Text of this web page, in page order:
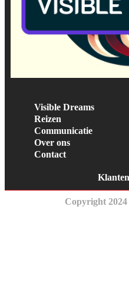
Visible Dreams
Reizen
Communicatie
Over ons
Contact
Copyright